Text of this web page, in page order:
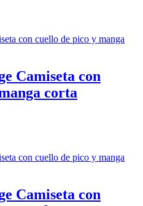
Camiseta con
corta
Camiseta con